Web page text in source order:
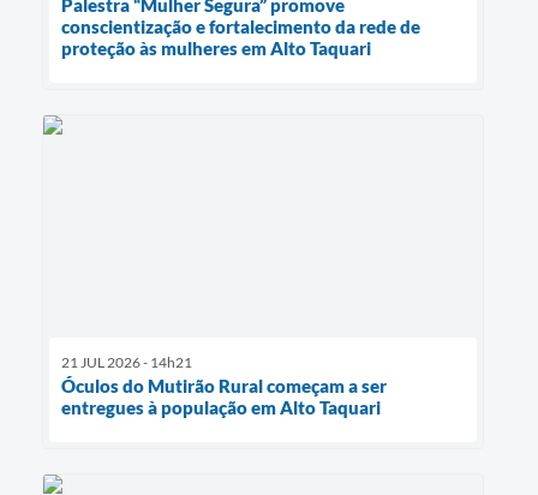
Palestra “Mulher Segura” promove
conscientização e fortalecimento da rede de
proteção às mulheres em Alto Taquari
21 JUL 2026 - 14h21
Óculos do Mutirão Rural começam a ser
entregues à população em Alto Taquari